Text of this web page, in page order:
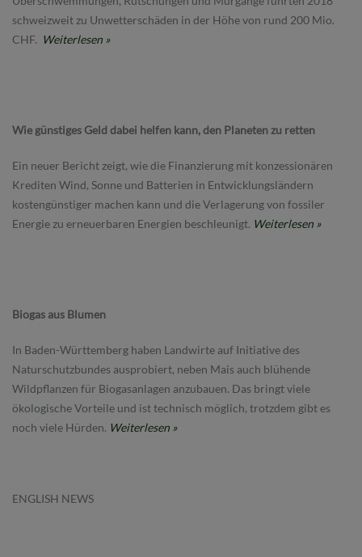
schweizweit zu Unwetterschäden in der Höhe von rund 200 Mio.
CHF. Weiterlesen »
Wie günstiges Geld dabei helfen kann, den Planeten zu retten
Ein neuer Bericht zeigt, wie die Finanzierung mit konzessionären
Krediten Wind, Sonne und Batterien in Entwicklungsländern
kostengünstiger machen kann und die Verlagerung von fossiler
Energie zu erneuerbaren Energien beschleunigt. Weiterlesen »
Biogas aus Blumen
In Baden-Württemberg haben Landwirte auf Initiative des
Naturschutzbundes ausprobiert, neben Mais auch blühende
Wildpflanzen für Biogasanlagen anzubauen. Das bringt viele
ökologische Vorteile und ist technisch möglich, trotzdem gibt es
noch viele Hürden. Weiterlesen »
ENGLISH NEWS